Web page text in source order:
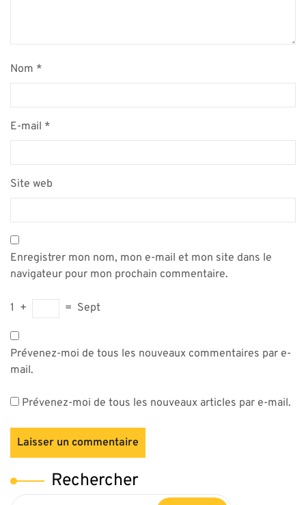
Nom *
E-mail *
Site web
Enregistrer mon nom, mon e-mail et mon site dans le
navigateur pour mon prochain commentaire.
1 + = Sept
Prévenez-moi de tous les nouveaux commentaires par e-
mail.
Prévenez-moi de tous les nouveaux articles par e-mail.
Rechercher